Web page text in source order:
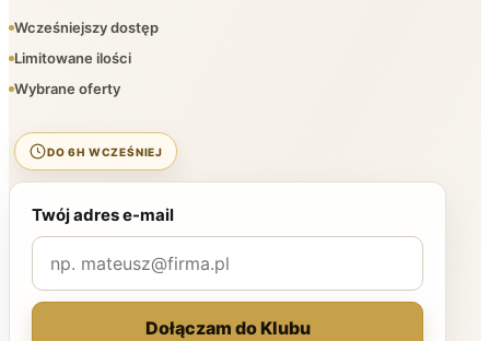
Wcześniejszy dostęp
Limitowane ilości
Wybrane oferty
DO 6H WCZEŚNIEJ
Twój adres e-mail
Dołączam do Klubu